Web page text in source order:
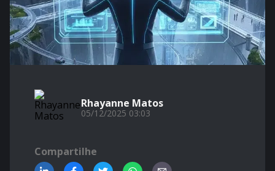
Rhayanne Matos
05/12/2025 03:03
Compartilhe